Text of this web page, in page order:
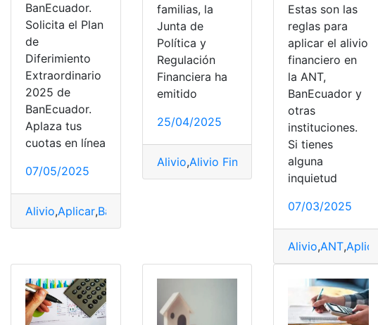
BanEcuador.
Solicita el Plan
de
Diferimiento
Extraordinario
2025 de
BanEcuador.
Aplaza tus
cuotas en línea
07/05/2025
Alivio,Aplicar,BanEcuador
familias, la
Junta de
Política y
Regulación
Financiera ha
emitido
25/04/2025
Alivio,Alivio Financiero Ecuador
Estas son las
reglas para
aplicar el alivio
financiero en
la ANT,
BanEcuador y
otras
instituciones.
Si tienes
alguna
inquietud
07/03/2025
Alivio,ANT,Aplicar